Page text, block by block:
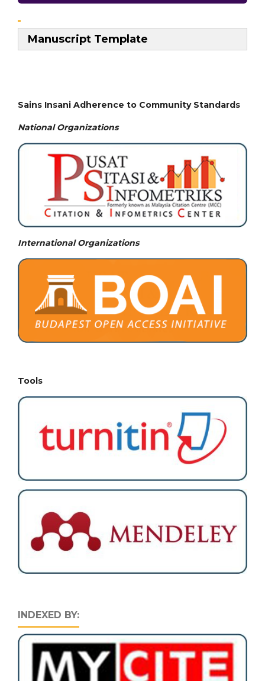
Manuscript Template
Sains Insani Adherence to Community Standards
National Organizations
International Organizations
Tools
INDEXED BY: